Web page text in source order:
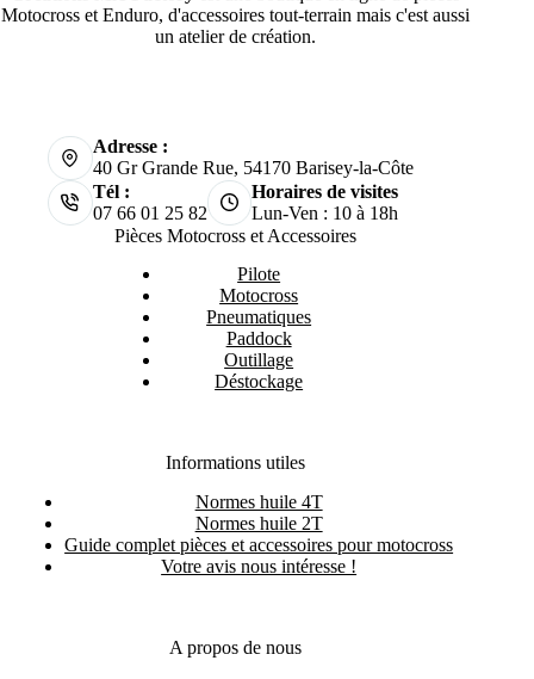
Motocross et Enduro, d'accessoires tout-terrain mais c'est aussi
un atelier de création.
Adresse :
40 Gr Grande Rue, 54170 Barisey-la-Côte
Tél :
07 66 01 25 82
Horaires de visites
Lun-Ven : 10 à 18h
Pièces Motocross et Accessoires
Pilote
Motocross
Pneumatiques
Paddock
Outillage
Déstockage
Informations utiles
Normes huile 4T
Normes huile 2T
Guide complet pièces et accessoires pour motocross
Votre avis nous intéresse !
A propos de nous